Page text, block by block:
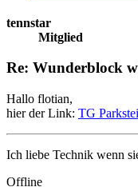
tennstar
Mitglied
Re: Wunderblock
Hallo flotian,
hier der Link: TG
Ich liebe Technik wenn
Offline